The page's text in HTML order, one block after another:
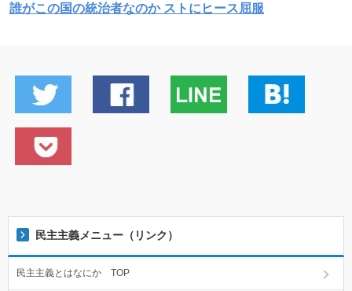
誰がこの国の統治者なのか ストにヒース屈服
民主主義メニュー（リンク）
民主主義とはなにか TOP